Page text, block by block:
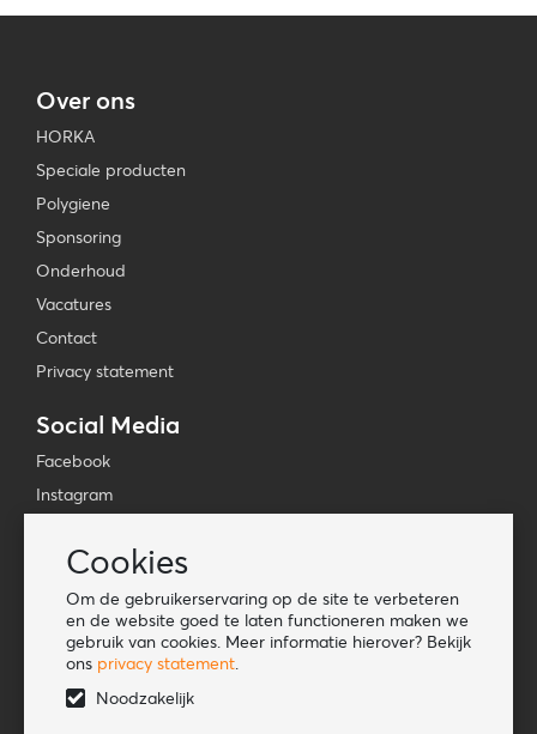
Cookies
Om de gebruikerservaring op de site te verbeteren
en de website goed te laten functioneren maken we
gebruik van cookies. Meer informatie hierover? Bekijk
ons privacy statement.
Noodzakelijk
Over ons
HORKA
Speciale producten
Polygiene
Sponsoring
Onderhoud
Vacatures
Contact
Privacy statement
Social Media
Facebook
Instagram
TikTok
Tools
Lookbook
Nieuwe klant